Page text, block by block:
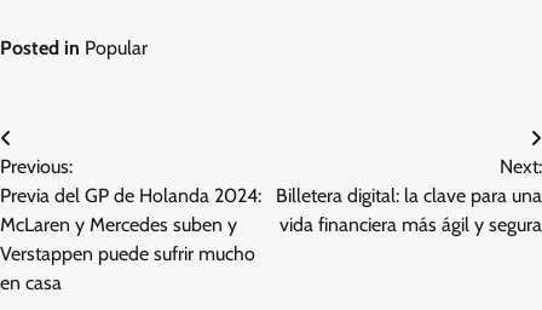
Posted in Popular
Post
navigation
Previous:
Previa del GP de Holanda 2024:
McLaren y Mercedes suben y
Verstappen puede sufrir mucho
en casa
Next:
Billetera digital: la clave para una
vida financiera más ágil y segura